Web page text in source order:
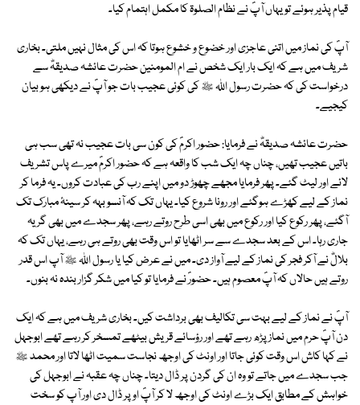
قیام پذیر ہوئے تو یہاں آپؐ نے نظام الصلوۃ کا مکمل اہتمام کیا۔
آپؐ کی نماز میں اتنی عاجزی اور خضوع و خشوع ہوتا کہ اس کی مثال نہیں ملتی۔ بخاری
شریف میں ہے کہ ایک بار ایک شخص نے ام المومنین حضرت عائشہ صدیقہؓ سے
درخواست کی کہ حضرت رسول اللہ ﷺ کی کوئی عجیب بات جو آپؐ نے دیکھی ہو بیان
کیجیے۔
حضرت عائشہ صدیقہؓ نے فرمایا: حضور اکرمؐ کی کون سی بات عجیب نہ تھی سب ہی
باتیں عجیب تھیں، چناں چہ ایک شب کا واقعہ ہے کہ حضور اکرمؐ میرے پاس تشریف
لائے اور لیٹ گئے۔ پھر فرمایا مجھے چھوڑ دو میں اپنے رب کی عبادت کروں۔ یہ فرما کر
نماز کے لیے کھڑے ہوگئے اور رونا شروع کیا۔ یہاں تک کہ آنسو بہہ کر سینۂ مبارک تک
آگئے، پھر رکوع کیا اور رکوع میں بھی اسی طرح روتے رہے، پھر سجدے میں بھی گر یہ
جاری رہا۔ اس کے بعد سجدے سے سر اٹھایا تو اس وقت بھی روتے ہی رہے، یہاں تک کہ
بلالؓ نے آکر فجر کی نماز کے لیے آواز دی۔ میں نے عرض کیا یا رسول اللہ ﷺ آپ اس قدر
روتے ہیں حالاں کہ آپؐ معصوم ہیں۔ حضورؐ نے فرمایا تو کیا میں شکر گزار بندہ نہ بنوں۔
آپؐ نے نماز کے لیے بہت سی تکالیف بھی برداشت کیں۔ بخاری شریف میں ہے کہ ایک
دن آپؐ حرم میں نماز پڑھ رہے تھے اور رؤسائے قریش بیٹھے تمسخر کر رہے تھے ابوجہل
نے کہا کاش اس وقت کوئی جاتا اور اونٹ کی اوجھ نجاست سمیت اٹھا لاتا اور محمد ﷺ
جب سجدے میں جاتے تو وہ ان کی گردن پر ڈال دیتا۔ چناں چہ عقبہ نے ابوجہل کی
خواہش کے مطابق ایک بڑے اونٹ کی اوجھ لا کر آپؐ اوپر ڈال دی اور آپ کو سخت